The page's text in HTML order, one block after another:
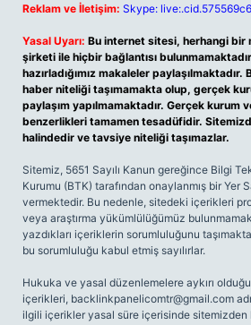
Reklam ve İletişim: Skype:
Yasal Uyarı: Bu internet sitesi, herhangi bir
şirketi ile hiçbir bağlantısı
hazırladığımız makaleler
haber niteliği taşımamakta olup, gerçek
paylaşım yapılmamaktadır. Gerçek kurum
benzerlikleri tamamen tesadüfidir.
halindedir ve tavsiye niteliği taşımazlar.
Sitemiz, 5651 Sayılı Kanun gereğince Bilgi
Kurumu (BTK) tarafından onaylanmış bir Yer
vermektedir. Bu nedenle, sitedeki içerikleri
veya araştırma yükümlülüğümüz
yazdıkları içeriklerin sorumluluğunu
bu sorumluluğu kabul etmiş sayılırlar.
Hukuka ve yasal düzenlemelere aykırı
içerikleri, backlinkpanelicomtr@gmail.com
ilgili içerikler yasal süre içerisinde sitemizden